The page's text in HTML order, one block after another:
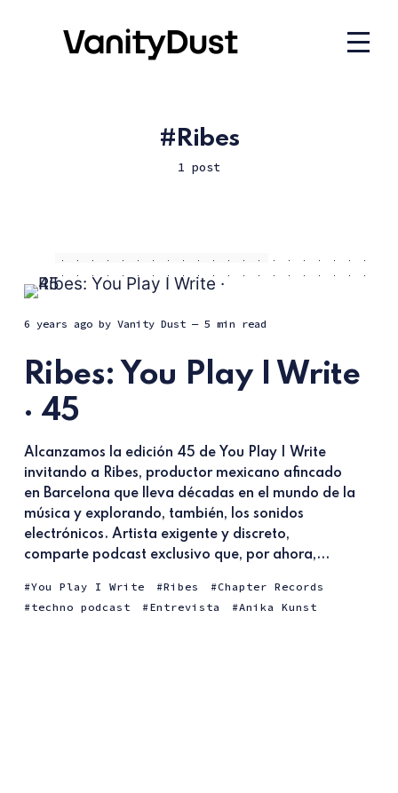
Ribes
1 post
6 years agoby Vanity Dust — 5 min read
Ribes: You Play I Write
· 45
Alcanzamos la edición 45 de You Play I Write
invitando a Ribes, productor mexicano afincado
en Barcelona que lleva décadas en el mundo de la
música y explorando, también, los sonidos
electrónicos. Artista exigente y discreto,
comparte podcast exclusivo que, por ahora,...
You Play I Write Ribes
Chapter Records
techno podcast
Entrevista Anika Kunst